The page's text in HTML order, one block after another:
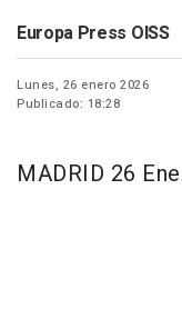
Europa Press OISS
Lunes, 26 enero 2026
Publicado: 18:28
MADRID 26